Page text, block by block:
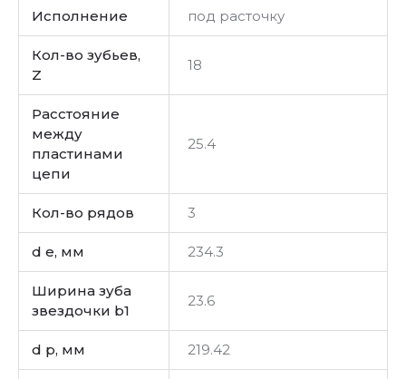
Исполнение под расточку
Кол-во зубьев,
Z
18
Расстояние
между
пластинами
цепи
25.4
Кол-во рядов 3
d e, мм 234.3
Ширина зуба
звездочки b1
23.6
d p, мм 219.42